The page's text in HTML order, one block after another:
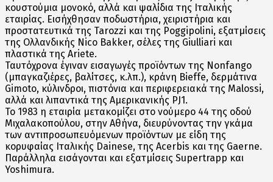
κουστούμια μονοκό, αλλά και ψαλίδια της Ιταλικής
εταιρίας. Εισήχθησαν ποδωστήρια, χειριστήρια και
προστατευτικά της Tarozzi και της Poggipolini, εξατμίσεις
της Ολλανδικής Nico Bakker, σέλες της Giulliari και
πλαστικά της Ariete.
Ταυτόχρονα έγιναν εισαγωγές προϊόντων της Nonfango
(μπαγκαζιέρες, βαλίτσες, κ.λπ.), κράνη Bieffe, δερμάτινα
Gimoto, κύλινδροι, πιστόνια και περιφερειακά της Malossi,
αλλά και λιπαντικά της Αμερικανικής PJ1.
To 1983 η εταιρία μετακομίζει στο νούμερο 44 της οδού
Μιχαλακοπούλου, στην Αθήνα, διευρύνοντας την γκάμα
των αντιπροσωπευόμενων προϊόντων με είδη της
κορυφαίας Ιταλικής Dainese, της Acerbis και της Gaerne.
Παράλληλα εισάγονται και εξατμίσεις Supertrapp και
Yoshimura.